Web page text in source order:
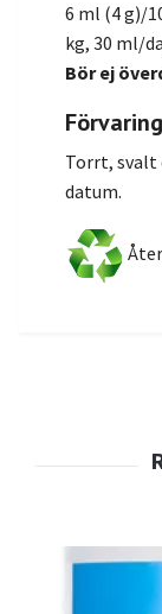
6 ml (4 g)/
kg, 30
Bör ej
Torrt, svalt
datum.